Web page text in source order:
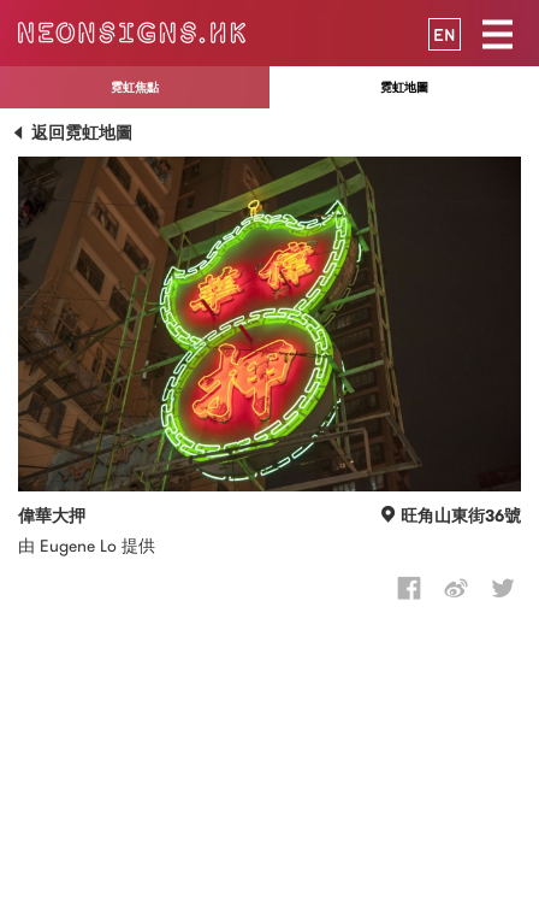
EN
霓虹焦點 霓虹地圖
返回霓虹地圖
偉華大押
旺角山東街36號
由 Eugene Lo 提供